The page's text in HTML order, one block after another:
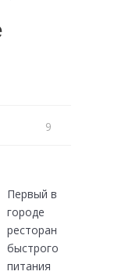
9
Первый в
городе
ресторан
быстрого
питания